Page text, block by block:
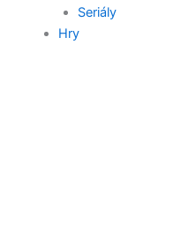
Seriály
Hry